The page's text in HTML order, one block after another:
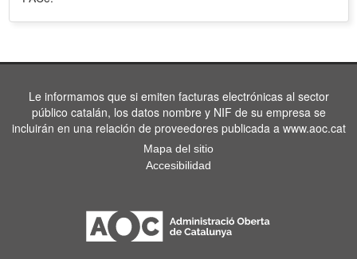
Le informamos que si emiten facturas electrónicas al sector
público catalán, los datos nombre y NIF de su empresa se
incluirán en una relación de proveedores publicada a www.aoc.cat
Mapa del sitio
Accesibilidad